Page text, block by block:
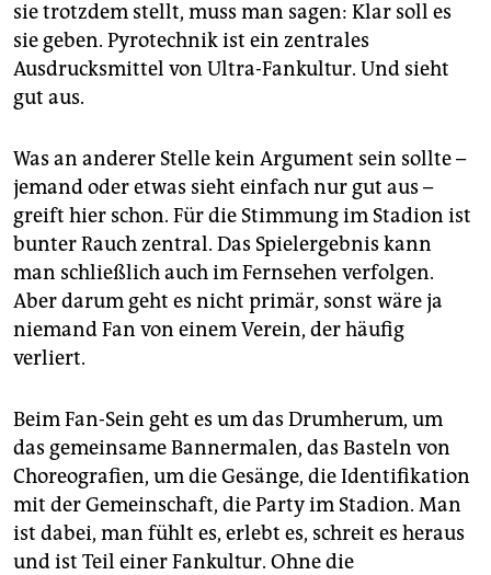
sie trotzdem stellt, muss man sagen: Klar soll es
sie geben. Pyrotechnik ist ein zen­trales
Ausdrucksmittel von Ultra-Fankultur. Und sieht
gut aus.
Was an anderer Stelle kein Argument sein sollte –
jemand oder etwas sieht einfach nur gut aus –
greift hier schon. Für die Stimmung im Stadion ist
bunter Rauch zentral. Das Spielergebnis kann
man schließlich auch im Fernsehen verfolgen.
Aber darum geht es nicht primär, sonst wäre ja
niemand Fan von einem Verein, der häufig
verliert.
Beim Fan-Sein geht es um das Drumherum, um
das gemeinsame Bannermalen, das Basteln von
Choreografien, um die Gesänge, die Identifikation
mit der Gemeinschaft, die Party im Stadion. Man
ist dabei, man fühlt es, erlebt es, schreit es heraus
und ist Teil einer Fankultur. Ohne die